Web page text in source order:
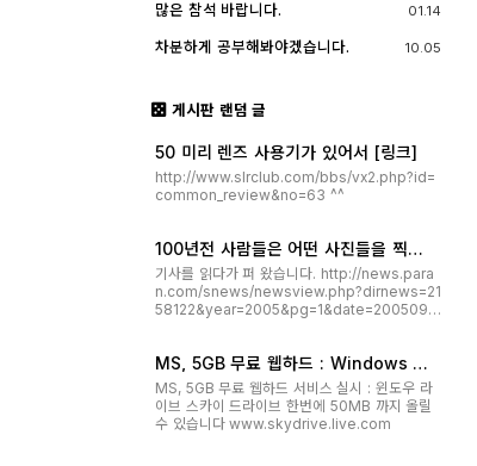
많은 참석 바랍니다. 01.14
차분하게 공부해봐야겠습니다. 10.05
게시판 랜덤 글
50 미리 렌즈 사용기가 있어서 [링크]
http://www.slrclub.com/bbs/vx2.php?id=
common_review&no=63 ^^
100년전 사람들은 어떤 사진들을 찍었
을까?
기사를 읽다가 퍼 왔습니다. http://news.para
n.com/snews/newsview.php?dirnews=21
58122&year=2005&pg=1&date=2005090
MS, 5GB 무료 웹하드 : Windows Li
ve SkyDrive
MS, 5GB 무료 웹하드 서비스 실시 : 윈도우 라
이브 스카이 드라이브 한번에 50MB 까지 올릴
수 있습니다 www.skydrive.live.com